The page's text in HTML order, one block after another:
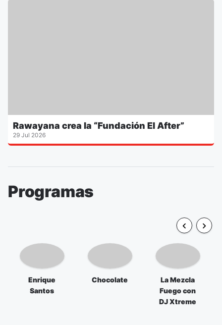
Rawayana crea la “Fundación El After”
29 Jul 2026
Programas
Enrique
Santos
Chocolate
La Mezcla
Fuego con
DJ Xtreme